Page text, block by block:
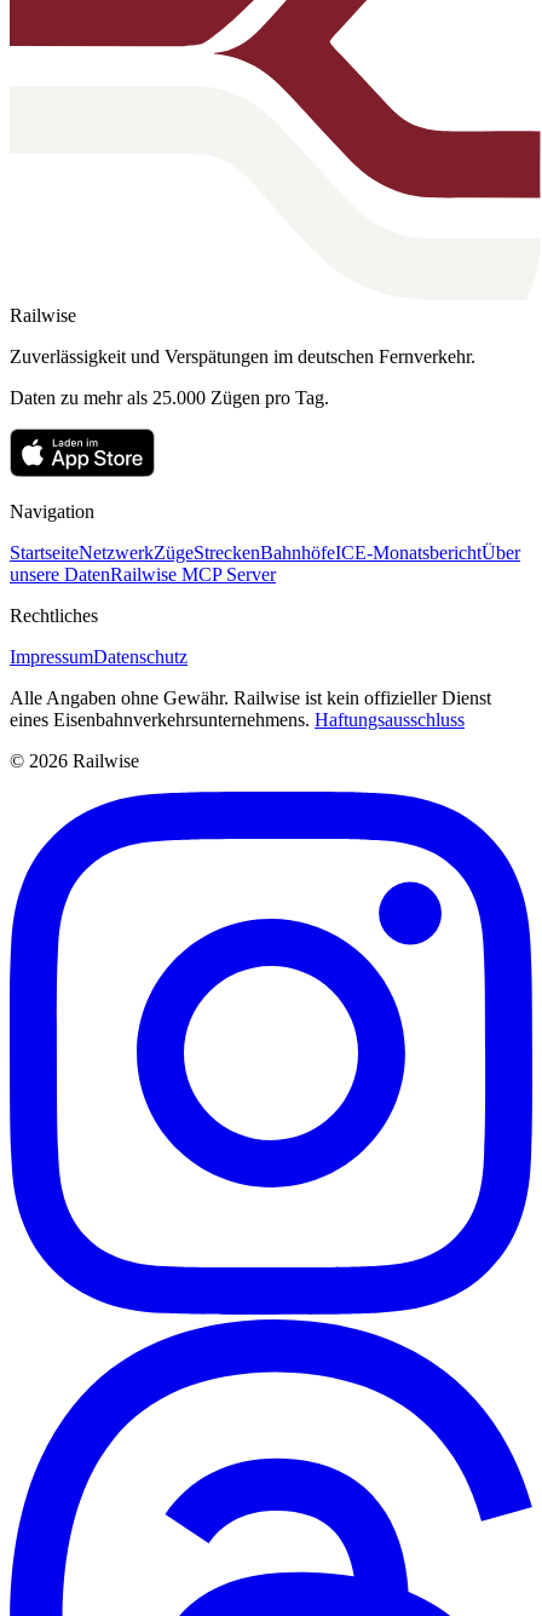
Railwise
Zuverlässigkeit und Verspätungen im deutschen Fernverkehr.
Daten zu mehr als 25.000 Zügen pro Tag.
Navigation
StartseiteNetzwerkZügeStreckenBahnhöfeICE-MonatsberichtÜber
unsere DatenRailwise MCP Server
Rechtliches
ImpressumDatenschutz
Alle Angaben ohne Gewähr. Railwise ist kein offizieller Dienst
eines Eisenbahnverkehrsunternehmens. Haftungsausschluss
© 2026 Railwise